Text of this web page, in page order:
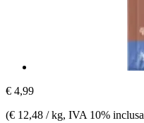
€ 4,99
(€ 12,48 / kg, IVA 10% inclusa